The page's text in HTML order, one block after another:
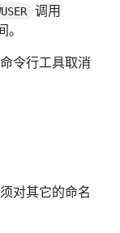
调用
令行工具取消
对其它的命名